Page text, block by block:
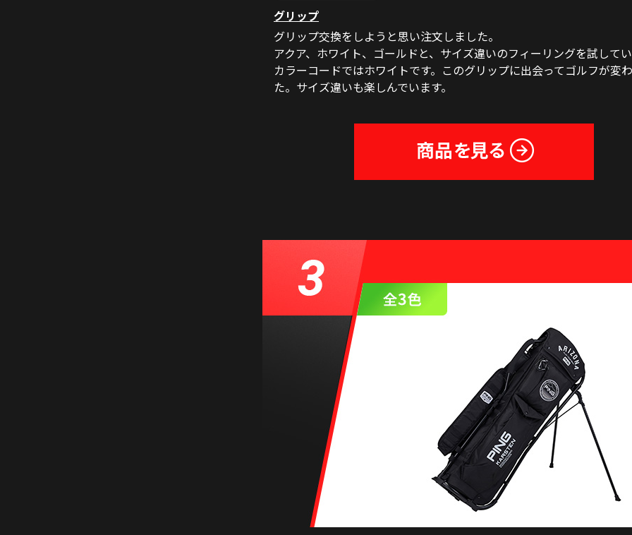
グリップ
グリップ交換をしようと思い注文しました。
アクア、ホワイト、ゴールドと、サイズ違いのフィーリングを試してい
カラーコードではホワイトです。このグリップに出会ってゴルフが変
た。サイズ違いも楽しんでいます。